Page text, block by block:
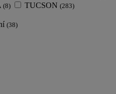
(8) TUCSON (283)
(38)